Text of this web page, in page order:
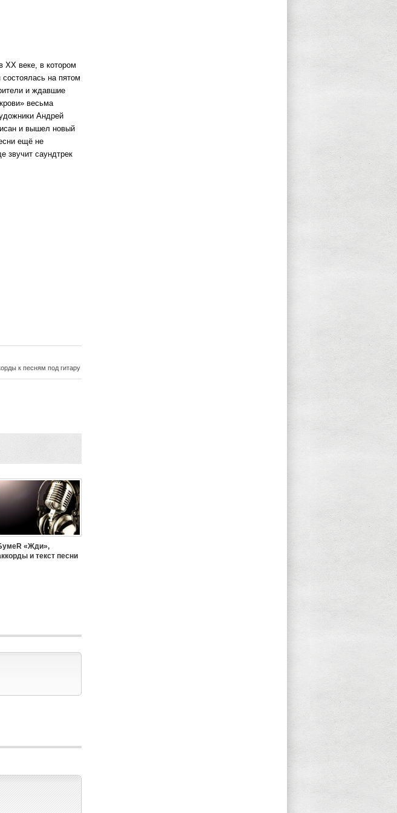
XX веке, в котором
на пятом
и ждавшие
весьма
Андрей
и вышел новый
ещё не
звучит саундтрек
к песням под гитару
«Жди»,
и текст песни